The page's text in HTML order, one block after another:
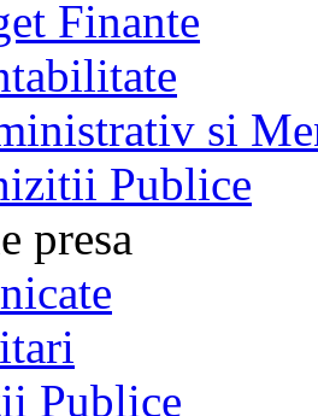
Finante
si
Publice
presa
Publice